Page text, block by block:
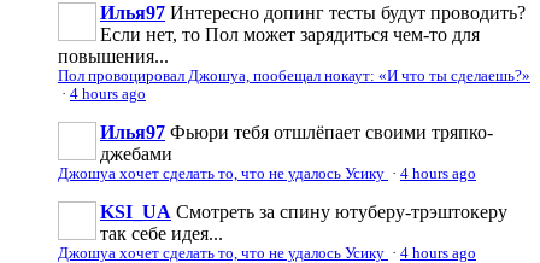
Илья97 Интересно допинг тесты будут проводить?
Если нет, то Пол может зарядиться чем-то для
повышения...
Пол провоцировал Джошуа, пообещал нокаут: «И что ты сделаешь?»
· 4 hours ago
Илья97 Фьюри тебя отшлёпает своими тряпко-
джебами
Джошуа хочет сделать то, что не удалось Усику · 4 hours ago
KSI_UA Смотреть за спину ютуберу-трэштокеру
так себе идея...
Джошуа хочет сделать то, что не удалось Усику · 4 hours ago